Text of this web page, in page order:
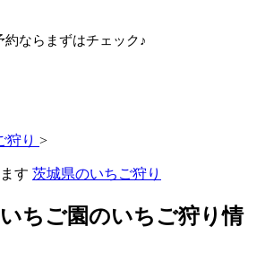
ならまずはチェック♪
狩り >
す 茨城県のいちご狩り
いちご園のいちご狩り情